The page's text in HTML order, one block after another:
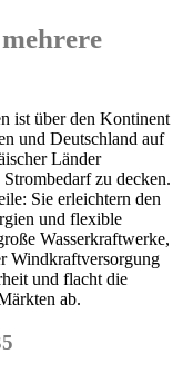
ist über den Kontinent
und Deutschland auf
Länder
zu decken.
Sie erleichtern den
und flexible
Wasserkraftwerke,
Windkraftversorgung
und flacht die
ab.